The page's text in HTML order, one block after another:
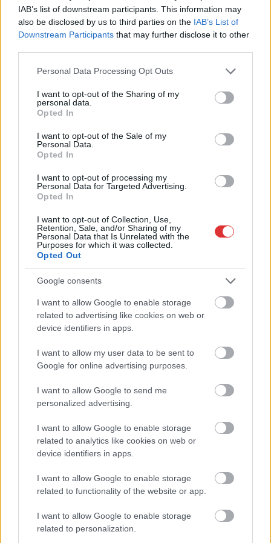
IAB’s list of downstream participants. This information may
also be disclosed by us to third parties on the IAB’s List of
Downstream Participants that may further disclose it to other
Please note that this website/app uses one or more Google
not limited to your visit or usage behaviour. You may click to
grant or deny consent to Google and its third-party tags to
use your data for below specified purposes in below Google
consent section.
Personal Data Processing Opt Outs
I want to opt-out of the Sharing of my
personal data.
Opted In
I want to opt-out of the Sale of my
Personal Data.
Opted In
I want to opt-out of processing my
Personal Data for Targeted Advertising.
Opted In
I want to opt-out of Collection, Use,
Retention, Sale, and/or Sharing of my
Personal Data that Is Unrelated with the
Purposes for which it was collected.
Opted Out
Google consents
I want to allow Google to enable storage
related to advertising like cookies on web or
device identifiers in apps.
I want to allow my user data to be sent to
Google for online advertising purposes.
I want to allow Google to send me
personalized advertising.
I want to allow Google to enable storage
related to analytics like cookies on web or
device identifiers in apps.
I want to allow Google to enable storage
related to functionality of the website or app.
I want to allow Google to enable storage
related to personalization.
hőhullám miatt ingyenes a strandolás Szolnokon
Ahogyan az lenni szokott Szolnokon, nem egységesen
fogadják a helyiek az ingyenes strandolás lehetőségét, amit
a...
Hírlevél feliratkozás
meg e-mail címét:
Megismertem és elfogadom aGDPR-szabályzat
legfrissebb információkkal és exkluzív tartalmakkal hétről hétre
postaládájába érkezik!
A SZOL24 legfrissebb 24 cikke
A Szolnok megyei gazdák nagyon nem akarták a JÉGER
további üzemeltetését